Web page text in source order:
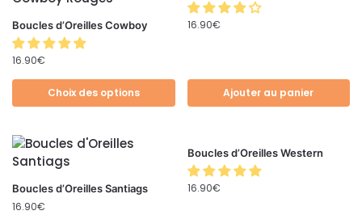
Boucles d’Oreilles Cowboy
16.90€
Choix des options
16.90€
Ajouter au panier
Boucles d’Oreilles Santiags
16.90€
Boucles d’Oreilles Western
16.90€